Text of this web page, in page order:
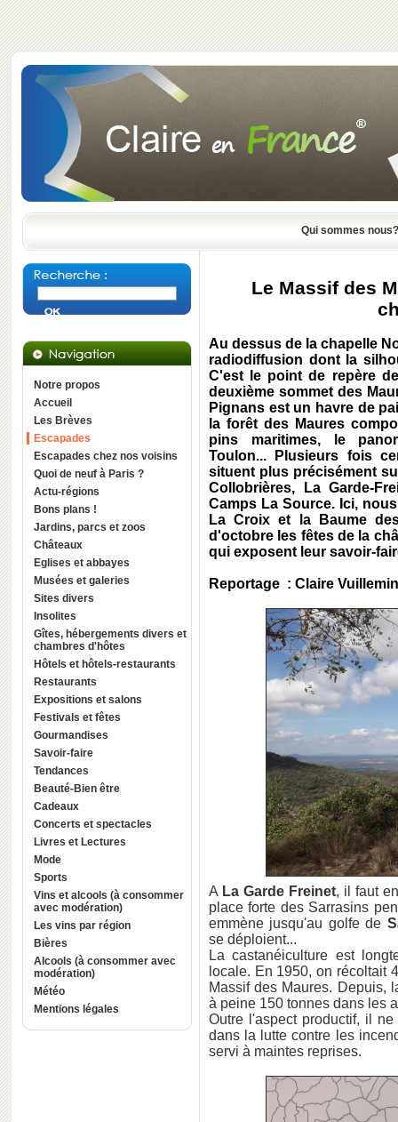
Qui sommes nous?
Notre propos
Accueil
Les Brèves
Escapades
Escapades chez nos voisins
Quoi de neuf à Paris ?
Actu-régions
Bons plans !
Jardins, parcs et zoos
Châteaux
Eglises et abbayes
Musées et galeries
Sites divers
Insolites
Gîtes, hébergements divers et
chambres d'hôtes
Hôtels et hôtels-restaurants
Restaurants
Expositions et salons
Festivals et fêtes
Gourmandises
Savoir-faire
Tendances
Beauté-Bien être
Cadeaux
Concerts et spectacles
Livres et Lectures
Mode
Sports
Vins et alcools (à consommer
avec modération)
Les vins par région
Bières
Alcools (à consommer avec
modération)
Météo
Mentions légales
Le Massif des
Au dessus de la chapelle
radiodiffusion dont la
C'est le point de repère
deuxième sommet des
Pignans est un havre de
la forêt des Maures
pins maritimes, le
Toulon... Plusieurs fois
situent plus précisément
Collobrières, La Garde-
Camps La Source. Ici,
La Croix et la Baume
d'octobre les fêtes de la
qui exposent leur savoir-
Reportage : Claire Vuillemin
A La Garde Freinet, il faut
place forte des Sarrasins
emmène jusqu'au golfe de
se déploient...
La castanéiculture est
locale. En 1950, on récoltait
Massif des Maures. Depuis,
à peine 150 tonnes dans les
Outre l'aspect productif, il
dans la lutte contre les
servi à maintes reprises.